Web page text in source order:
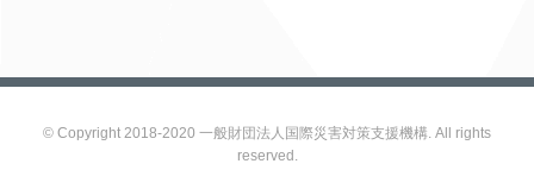
© Copyright 2018-2020 一般財団法人国際災害対策支援機構. All rights
reserved.